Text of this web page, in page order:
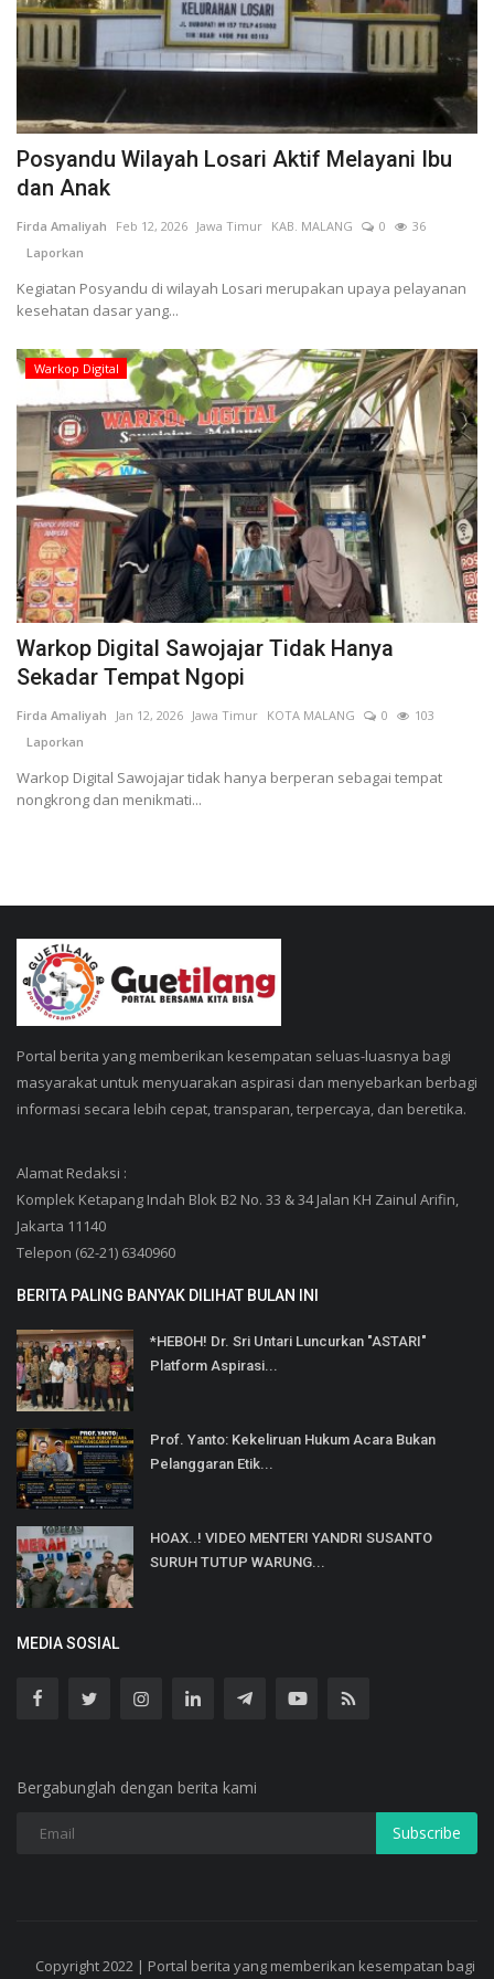
Kesehatan
Layanan Publik
Perempuan/Anak
Posyandu Wilayah Losari Aktif Melayani Ibu
dan Anak
Firda Amaliyah Feb 12, 2026 Jawa Timur KAB. MALANG 0
36
Laporkan
Kegiatan Posyandu di wilayah Losari merupakan upaya pelayanan
kesehatan dasar yang...
Warkop Digital
Warkop Digital Sawojajar Tidak Hanya
Sekadar Tempat Ngopi
Firda Amaliyah Jan 12, 2026 Jawa Timur KOTA MALANG 0
103
Laporkan
Warkop Digital Sawojajar tidak hanya berperan sebagai tempat
nongkrong dan menikmati...
Portal berita yang memberikan kesempatan seluas-luasnya bagi
masyarakat untuk menyuarakan aspirasi dan menyebarkan berbagi
informasi secara lebih cepat, transparan, terpercaya, dan beretika.
Alamat Redaksi :
Komplek Ketapang Indah Blok B2 No. 33 & 34 Jalan KH Zainul Arifin,
Jakarta 11140
Telepon (62-21) 6340960
BERITA PALING BANYAK DILIHAT BULAN INI
*HEBOH! Dr. Sri Untari Luncurkan "ASTARI"
Platform Aspirasi...
Prof. Yanto: Kekeliruan Hukum Acara Bukan
Pelanggaran Etik...
HOAX..! VIDEO MENTERI YANDRI SUSANTO
SURUH TUTUP WARUNG...
MEDIA SOSIAL
Bergabunglah dengan berita kami
Subscribe
Copyright 2022 | Portal berita yang memberikan kesempatan bagi